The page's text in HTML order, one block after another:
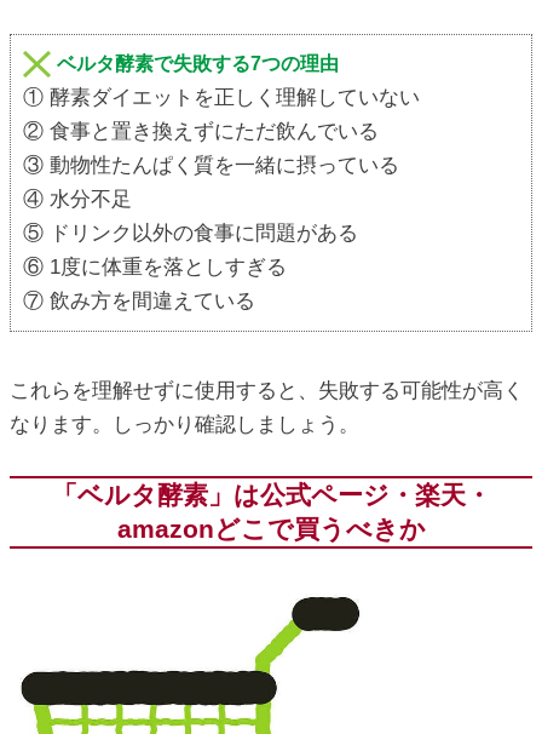
ベルタ酵素で失敗する7つの理由
① 酵素ダイエットを正しく理解していない
② 食事と置き換えずにただ飲んでいる
③ 動物性たんぱく質を一緒に摂っている
④ 水分不足
⑤ ドリンク以外の食事に問題がある
⑥ 1度に体重を落としすぎる
⑦ 飲み方を間違えている
これらを理解せずに使用すると、失敗する可能性が高く
なります。しっかり確認しましょう。
「ベルタ酵素」は公式ページ・楽天・
amazonどこで買うべきか